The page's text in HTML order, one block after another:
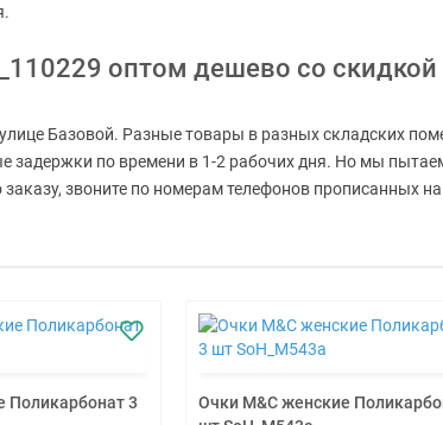
оптом дешево со скидкой
Базовой. Разные товары в разных складских
задержки по времени в 1-2 рабочих дня. Но мы
звоните по номерам телефонов прописанных
Поликарбонат 3
Очки M&C женские